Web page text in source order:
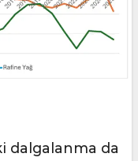
dalgalanma da